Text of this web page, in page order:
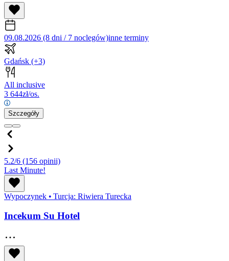
09.08.2026 (8 dni / 7 noclegów)inne terminy
Gdańsk (+3)
All inclusive
3 644zł/os.
Szczegóły
5.2/6 (156 opinii)
Last Minute!
Wypoczynek • Turcja: Riwiera Turecka
Incekum Su Hotel